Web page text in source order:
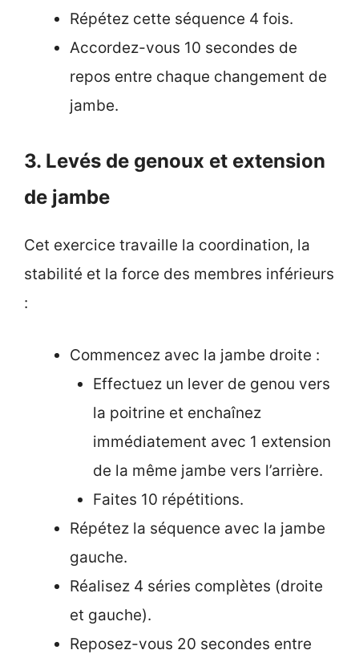
Répétez cette séquence 4 fois.
Accordez-vous 10 secondes de
repos entre chaque changement de
jambe.
3. Levés de genoux et extension
de jambe
Cet exercice travaille la coordination, la
stabilité et la force des membres inférieurs
:
Commencez avec la jambe droite :
Effectuez un lever de genou vers
la poitrine et enchaînez
immédiatement avec 1 extension
de la même jambe vers l’arrière.
Faites 10 répétitions.
Répétez la séquence avec la jambe
gauche.
Réalisez 4 séries complètes (droite
et gauche).
Reposez-vous 20 secondes entre